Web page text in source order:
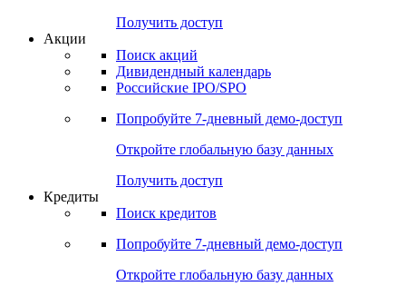
Получить доступ
Акции
Поиск акций
Дивидендный календарь
Российские IPO/SPO
Попробуйте 7-дневный демо-доступ
Откройте глобальную базу данных
Получить доступ
Кредиты
Поиск кредитов
Попробуйте 7-дневный демо-доступ
Откройте глобальную базу данных